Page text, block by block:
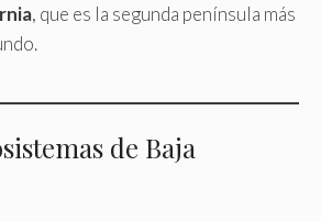
, que es la segunda península más
de Baja